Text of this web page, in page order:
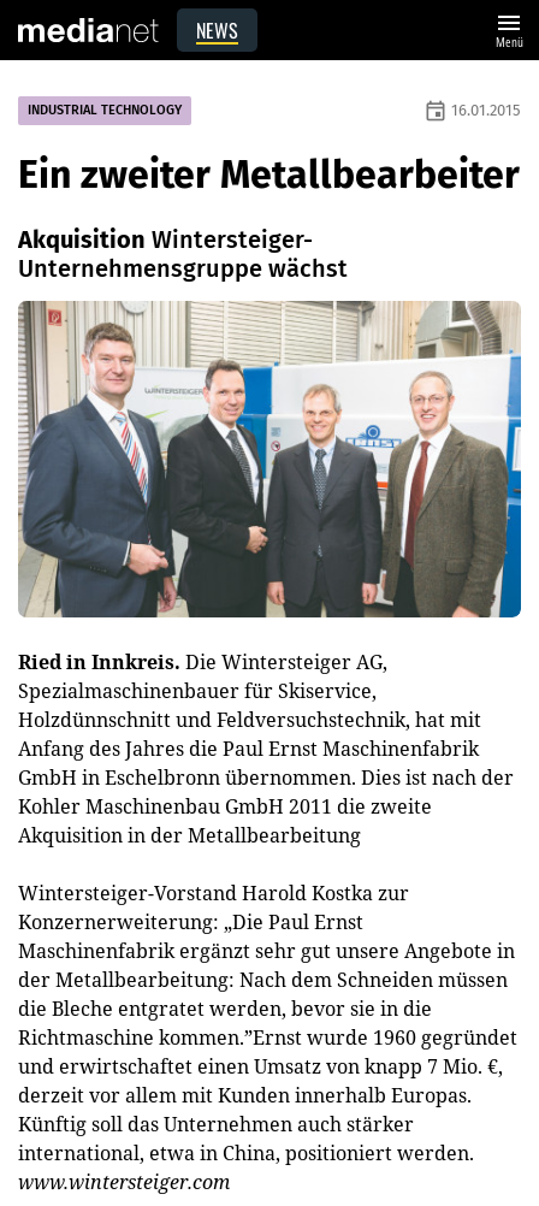
NEWS menu
Menü
INDUSTRIAL TECHNOLOGY event 16.01.2015
Ein zweiter Metallbearbeiter
Akquisition Wintersteiger-
Unternehmensgruppe wächst
Ried in Innkreis. Die Wintersteiger AG,
Spezialmaschinenbauer für Skiservice,
Holzdünnschnitt und Feldversuchstechnik, hat mit
Anfang des Jahres die Paul Ernst Maschinenfabrik
GmbH in Eschelbronn übernommen. Dies ist nach der
Kohler Maschinenbau GmbH 2011 die zweite
Akquisition in der Metallbearbeitung
Wintersteiger-Vorstand Harold Kostka zur
Konzernerweiterung: „Die Paul Ernst
Maschinenfabrik ergänzt sehr gut unsere Angebote in
der Metallbearbeitung: Nach dem Schneiden müssen
die Bleche entgratet werden, bevor sie in die
Richtmaschine kommen.”Ernst wurde 1960 gegründet
und erwirtschaftet einen Umsatz von knapp 7 Mio. €,
derzeit vor allem mit Kunden innerhalb Europas.
Künftig soll das Unternehmen auch stärker
international, etwa in China, positioniert werden.
www.wintersteiger.com